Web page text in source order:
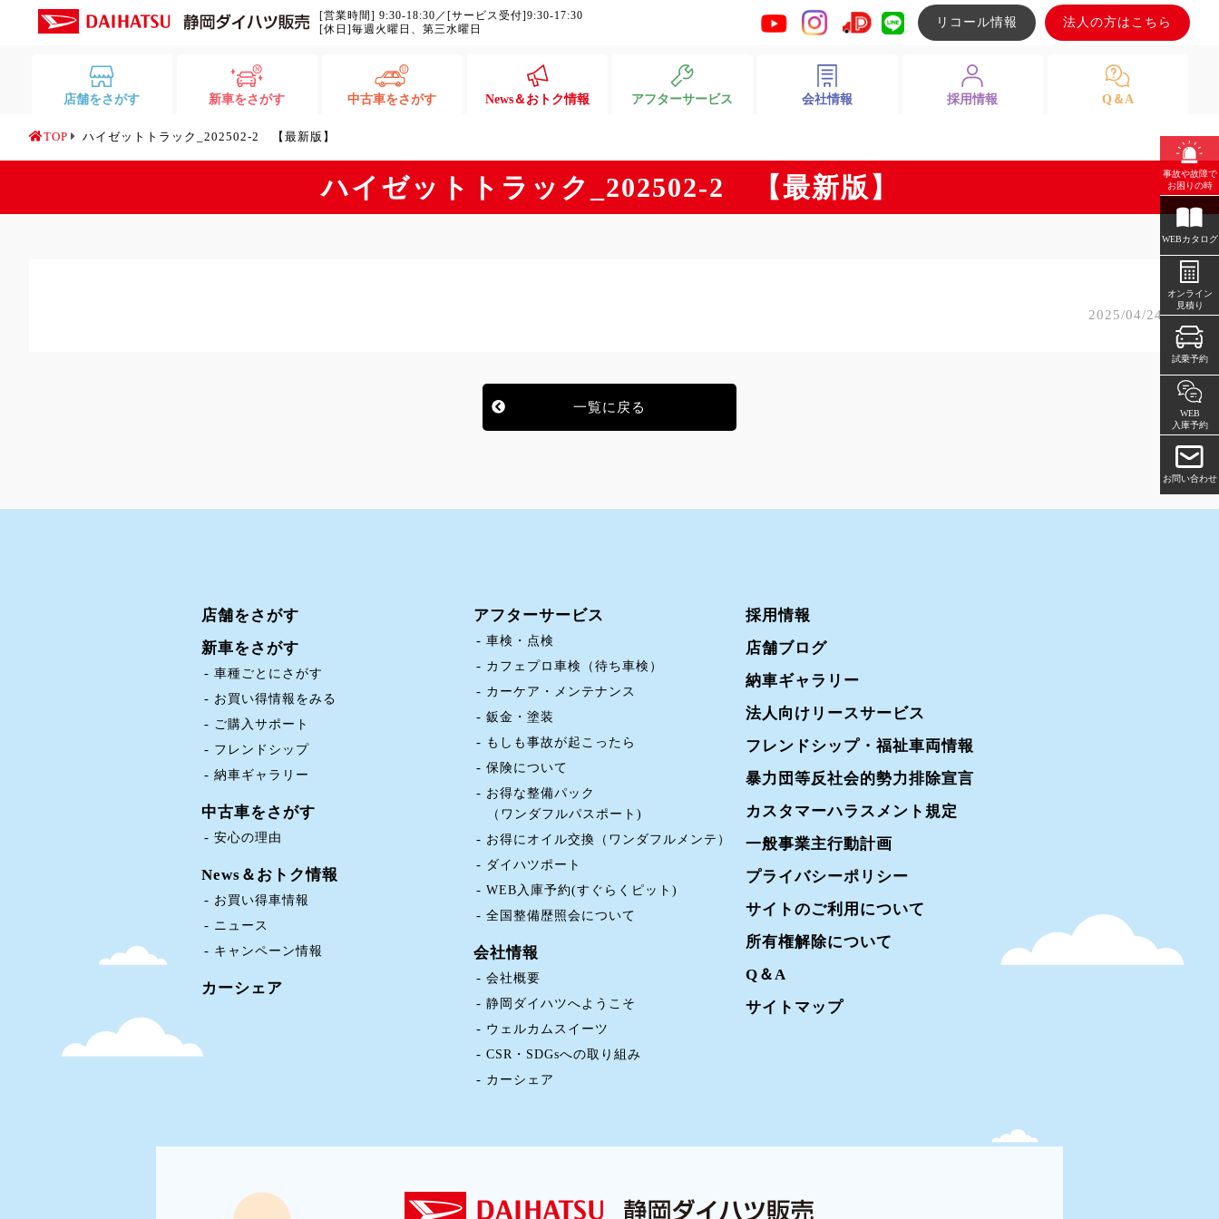
[営業時間] 9:30-18:30／[サービス受付]9:30-17:30
[休日]毎週火曜日、第三水曜日
リコール情報 法人の方はこちら
店舗をさがす 新車をさがす 中古車をさがす News＆おトク情報 アフターサービス 会社情報 採用情報 Q＆A
事故や故障で
お困りの時
WEBカタログ
オンライン
見積り
試乗予約
WEB
入庫予約
お問い合わせ
TOP ハイゼットトラック_202502-2 【最新版】
ハイゼットトラック_202502-2 【最新版】
2025/04/24
一覧に戻る
店舗をさがす
新車をさがす
車種ごとにさがす
お買い得情報をみる
ご購入サポート
フレンドシップ
納車ギャラリー
中古車をさがす
安心の理由
News＆おトク情報
お買い得車情報
ニュース
キャンペーン情報
カーシェア
アフターサービス
車検・点検
カフェプロ車検（待ち車検）
カーケア・メンテナンス
鈑金・塗装
もしも事故が起こったら
保険について
お得な整備パック
（ワンダフルパスポート)
お得にオイル交換（ワンダフルメンテ）
ダイハツポート
WEB入庫予約(すぐらくピット)
全国整備歴照会について
会社情報
会社概要
静岡ダイハツへようこそ
ウェルカムスイーツ
CSR・SDGsへの取り組み
カーシェア
採用情報
店舗ブログ
納車ギャラリー
法人向けリースサービス
フレンドシップ・福祉車両情報
暴力団等反社会的勢力排除宣言
カスタマーハラスメント規定
一般事業主行動計画
プライバシーポリシー
サイトのご利用について
所有権解除について
Q＆A
サイトマップ